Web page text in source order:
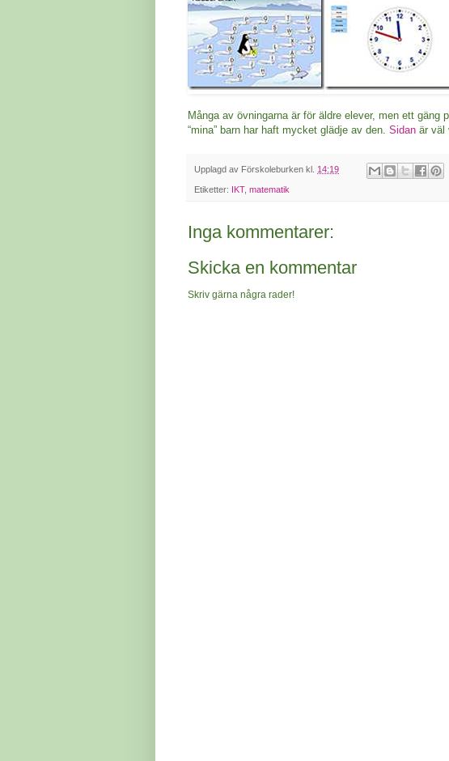
Många av övningarna är för äldre elever, men ett
“mina” barn har haft mycket glädje av den. Sidan är väl
Upplagd av Förskoleburken kl. 14:19
Etiketter: IKT, matematik
Inga kommentarer:
Skicka en kommentar
Skriv gärna några rader!